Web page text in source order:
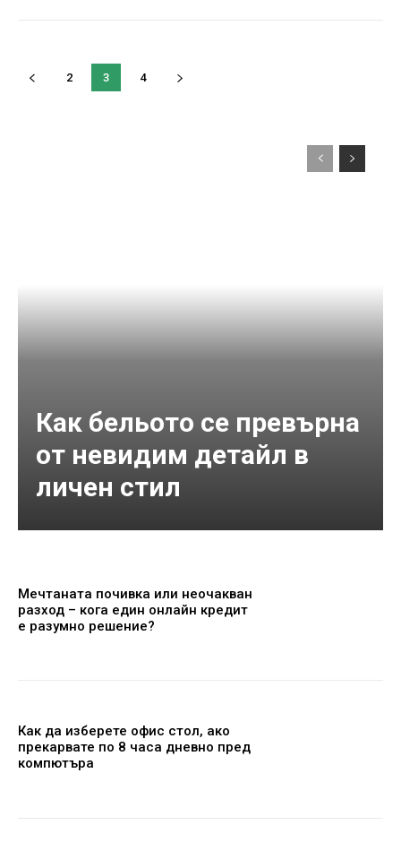
2 3 4
Как бельото се превърна
от невидим детайл в
личен стил
Мечтаната почивка или неочакван
разход – кога един онлайн кредит
е разумно решение?
Как да изберете офис стол, ако
прекарвате по 8 часа дневно пред
компютъра